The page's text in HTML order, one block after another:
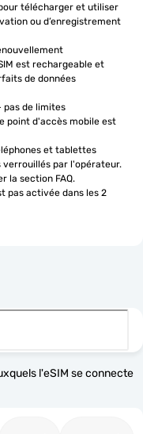
télécharger et utiliser
ou d’enregistrement
est rechargeable et
de données
pas de limites
point d'accès mobile est
et tablettes
verrouillés par l'opérateur.
la section FAQ.
pas activée dans les 2
l'eSIM se connecte